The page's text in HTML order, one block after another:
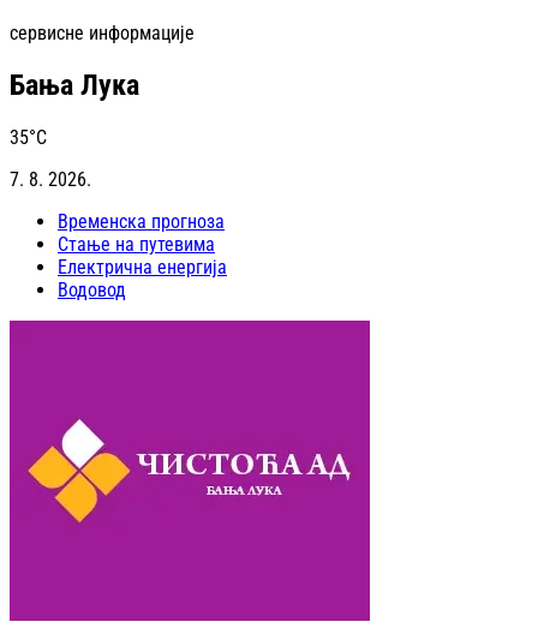
сервисне информације
Бања Лука
35°C
7. 8. 2026.
Временска прогноза
Стање на путевима
Електрична енергија
Водовод